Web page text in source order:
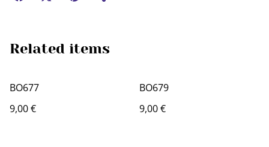
Related items
BO677
9,00 €
BO679
9,00 €